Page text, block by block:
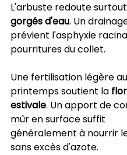
L'arbuste redoute
gorgés d'eau. Un
prévient l'asphyxie
pourritures du collet.
Une fertilisation légère au
printemps soutient la
estivale. Un apport de
mûr en surface suffit
généralement à nourrir
sans excès d'azote.